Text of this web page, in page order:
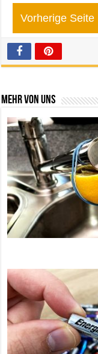
Vorherige Seite
Mehr von uns